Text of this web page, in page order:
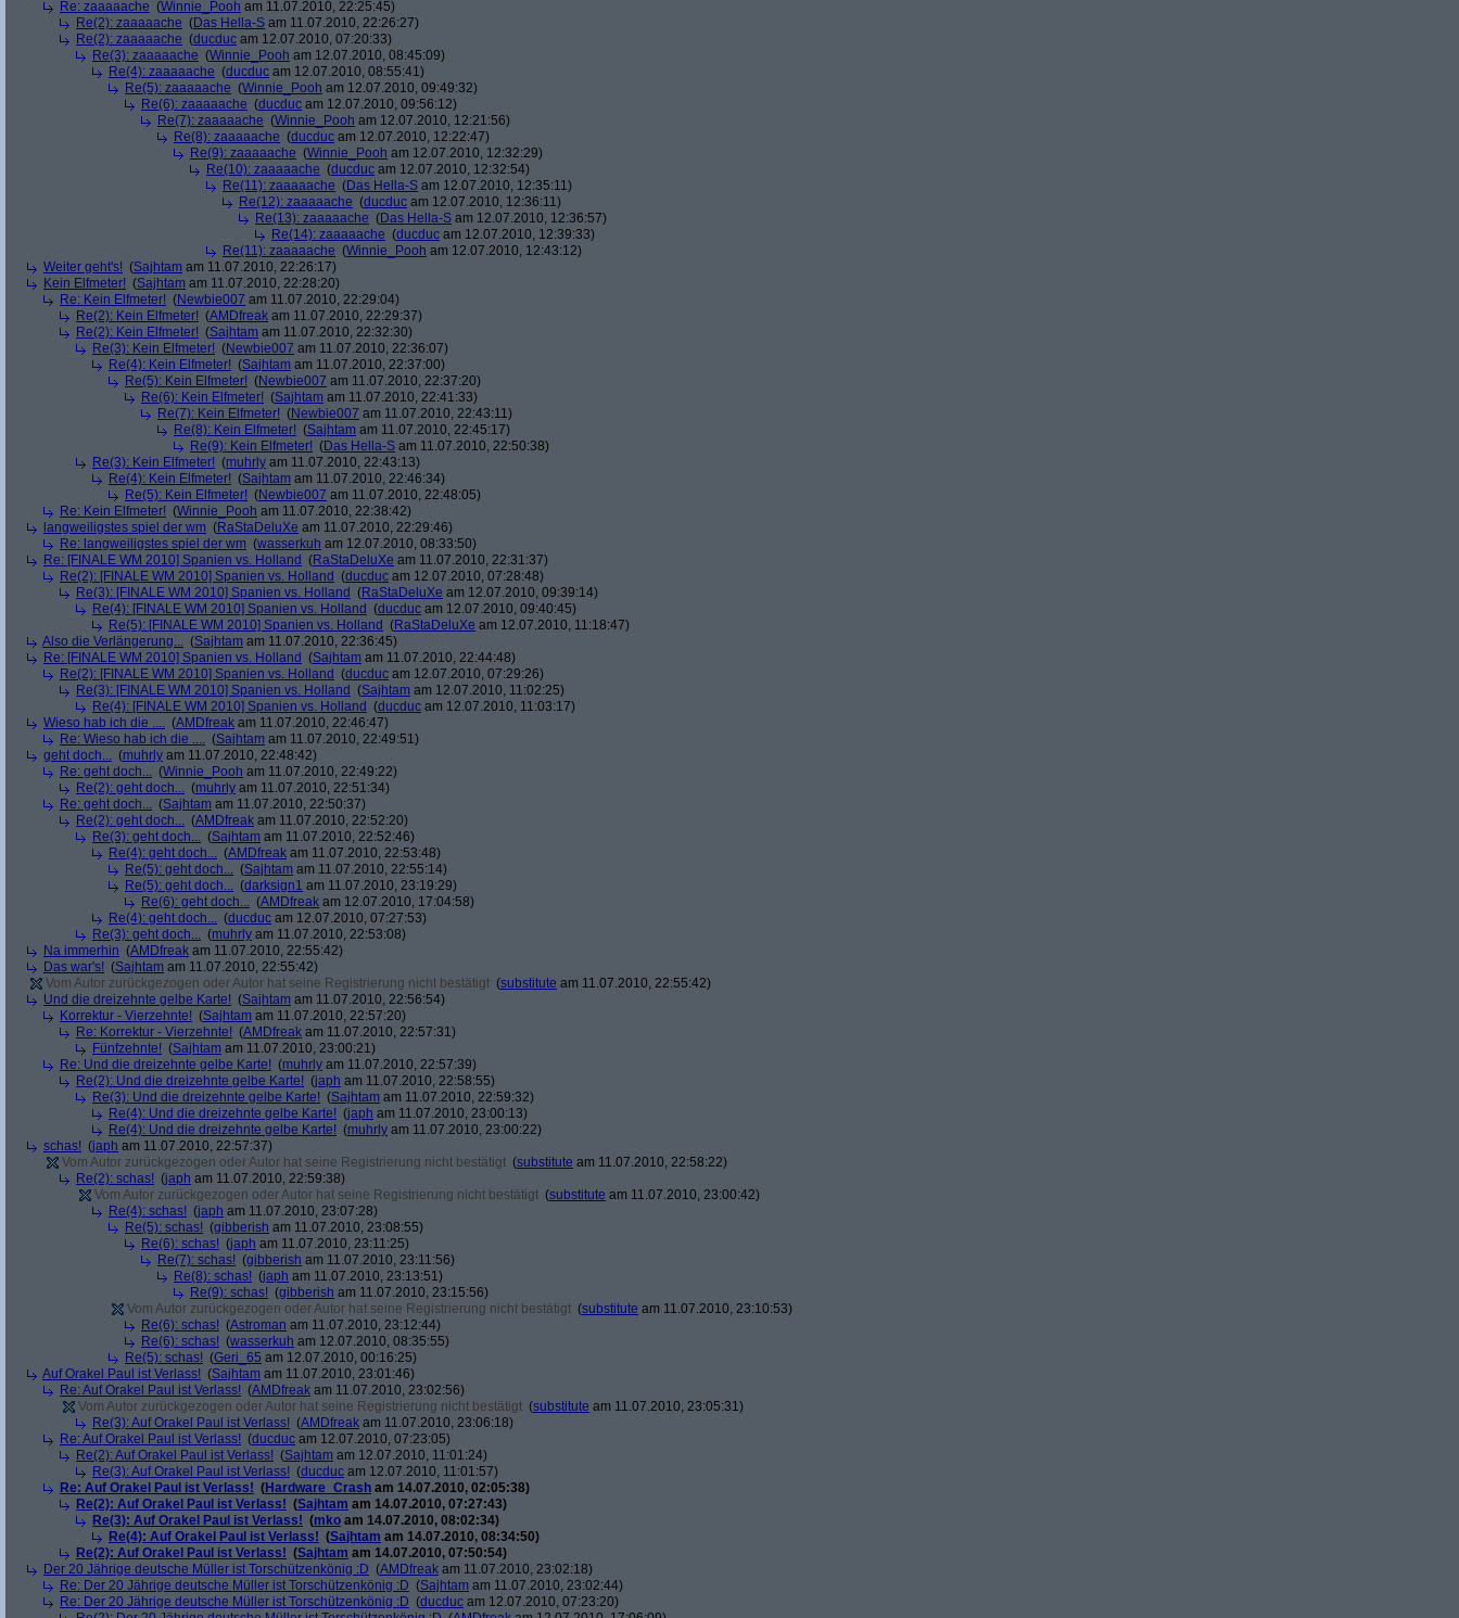
Re: zaaaaache (Winnie_Pooh am 11.07.2010, 22:25:45)
Re(2): zaaaaache (Das Hella-S am 11.07.2010, 22:26:27)
Re(2): zaaaaache (ducduc am 12.07.2010, 07:20:33)
Re(3): zaaaaache (Winnie_Pooh am 12.07.2010, 08:45:09)
Re(4): zaaaaache (ducduc am 12.07.2010, 08:55:41)
Re(5): zaaaaache (Winnie_Pooh am 12.07.2010, 09:49:32)
Re(6): zaaaaache (ducduc am 12.07.2010, 09:56:12)
Re(7): zaaaaache (Winnie_Pooh am 12.07.2010, 12:21:56)
Re(8): zaaaaache (ducduc am 12.07.2010, 12:22:47)
Re(9): zaaaaache (Winnie_Pooh am 12.07.2010, 12:32:29)
Re(10): zaaaaache (ducduc am 12.07.2010, 12:32:54)
Re(11): zaaaaache (Das Hella-S am 12.07.2010, 12:35:11)
Re(12): zaaaaache (ducduc am 12.07.2010, 12:36:11)
Re(13): zaaaaache (Das Hella-S am 12.07.2010, 12:36:57)
Re(14): zaaaaache (ducduc am 12.07.2010, 12:39:33)
Re(11): zaaaaache (Winnie_Pooh am 12.07.2010, 12:43:12)
Weiter geht's! (Sajhtam am 11.07.2010, 22:26:17)
Kein Elfmeter! (Sajhtam am 11.07.2010, 22:28:20)
Re: Kein Elfmeter! (Newbie007 am 11.07.2010, 22:29:04)
Re(2): Kein Elfmeter! (AMDfreak am 11.07.2010, 22:29:37)
Re(2): Kein Elfmeter! (Sajhtam am 11.07.2010, 22:32:30)
Re(3): Kein Elfmeter! (Newbie007 am 11.07.2010, 22:36:07)
Re(4): Kein Elfmeter! (Sajhtam am 11.07.2010, 22:37:00)
Re(5): Kein Elfmeter! (Newbie007 am 11.07.2010, 22:37:20)
Re(6): Kein Elfmeter! (Sajhtam am 11.07.2010, 22:41:33)
Re(7): Kein Elfmeter! (Newbie007 am 11.07.2010, 22:43:11)
Re(8): Kein Elfmeter! (Sajhtam am 11.07.2010, 22:45:17)
Re(9): Kein Elfmeter! (Das Hella-S am 11.07.2010, 22:50:38)
Re(3): Kein Elfmeter! (muhrly am 11.07.2010, 22:43:13)
Re(4): Kein Elfmeter! (Sajhtam am 11.07.2010, 22:46:34)
Re(5): Kein Elfmeter! (Newbie007 am 11.07.2010, 22:48:05)
Re: Kein Elfmeter! (Winnie_Pooh am 11.07.2010, 22:38:42)
langweiligstes spiel der wm (RaStaDeluXe am 11.07.2010, 22:29:46)
Re: langweiligstes spiel der wm (wasserkuh am 12.07.2010, 08:33:50)
Re: [FINALE WM 2010] Spanien vs. Holland (RaStaDeluXe am 11.07.2010, 22:31:37)
Re(2): [FINALE WM 2010] Spanien vs. Holland (ducduc am 12.07.2010, 07:28:48)
Re(3): [FINALE WM 2010] Spanien vs. Holland (RaStaDeluXe am 12.07.2010, 09:39:14)
Re(4): [FINALE WM 2010] Spanien vs. Holland (ducduc am 12.07.2010, 09:40:45)
Re(5): [FINALE WM 2010] Spanien vs. Holland (RaStaDeluXe am 12.07.2010, 11:18:47)
Also die Verlängerung... (Sajhtam am 11.07.2010, 22:36:45)
Re: [FINALE WM 2010] Spanien vs. Holland (Sajhtam am 11.07.2010, 22:44:48)
Re(2): [FINALE WM 2010] Spanien vs. Holland (ducduc am 12.07.2010, 07:29:26)
Re(3): [FINALE WM 2010] Spanien vs. Holland (Sajhtam am 12.07.2010, 11:02:25)
Re(4): [FINALE WM 2010] Spanien vs. Holland (ducduc am 12.07.2010, 11:03:17)
Wieso hab ich die .... (AMDfreak am 11.07.2010, 22:46:47)
Re: Wieso hab ich die .... (Sajhtam am 11.07.2010, 22:49:51)
geht doch... (muhrly am 11.07.2010, 22:48:42)
Re: geht doch... (Winnie_Pooh am 11.07.2010, 22:49:22)
Re(2): geht doch... (muhrly am 11.07.2010, 22:51:34)
Re: geht doch... (Sajhtam am 11.07.2010, 22:50:37)
Re(2): geht doch... (AMDfreak am 11.07.2010, 22:52:20)
Re(3): geht doch... (Sajhtam am 11.07.2010, 22:52:46)
Re(4): geht doch... (AMDfreak am 11.07.2010, 22:53:48)
Re(5): geht doch... (Sajhtam am 11.07.2010, 22:55:14)
Re(5): geht doch... (darksign1 am 11.07.2010, 23:19:29)
Re(6): geht doch... (AMDfreak am 12.07.2010, 17:04:58)
Re(4): geht doch... (ducduc am 12.07.2010, 07:27:53)
Re(3): geht doch... (muhrly am 11.07.2010, 22:53:08)
Na immerhin (AMDfreak am 11.07.2010, 22:55:42)
Das war's! (Sajhtam am 11.07.2010, 22:55:42)
Vom Autor zurückgezogen oder Autor hat seine Registrierung nicht bestätigt (substitute am 11.07.2010, 22:55:42)
Und die dreizehnte gelbe Karte! (Sajhtam am 11.07.2010, 22:56:54)
Korrektur - Vierzehnte! (Sajhtam am 11.07.2010, 22:57:20)
Re: Korrektur - Vierzehnte! (AMDfreak am 11.07.2010, 22:57:31)
Fünfzehnte! (Sajhtam am 11.07.2010, 23:00:21)
Re: Und die dreizehnte gelbe Karte! (muhrly am 11.07.2010, 22:57:39)
Re(2): Und die dreizehnte gelbe Karte! (japh am 11.07.2010, 22:58:55)
Re(3): Und die dreizehnte gelbe Karte! (Sajhtam am 11.07.2010, 22:59:32)
Re(4): Und die dreizehnte gelbe Karte! (japh am 11.07.2010, 23:00:13)
Re(4): Und die dreizehnte gelbe Karte! (muhrly am 11.07.2010, 23:00:22)
schas! (japh am 11.07.2010, 22:57:37)
Vom Autor zurückgezogen oder Autor hat seine Registrierung nicht bestätigt (substitute am 11.07.2010, 22:58:22)
Re(2): schas! (japh am 11.07.2010, 22:59:38)
Vom Autor zurückgezogen oder Autor hat seine Registrierung nicht bestätigt (substitute am 11.07.2010, 23:00:42)
Re(4): schas! (japh am 11.07.2010, 23:07:28)
Re(5): schas! (gibberish am 11.07.2010, 23:08:55)
Re(6): schas! (japh am 11.07.2010, 23:11:25)
Re(7): schas! (gibberish am 11.07.2010, 23:11:56)
Re(8): schas! (japh am 11.07.2010, 23:13:51)
Re(9): schas! (gibberish am 11.07.2010, 23:15:56)
Vom Autor zurückgezogen oder Autor hat seine Registrierung nicht bestätigt (substitute am 11.07.2010, 23:10:53)
Re(6): schas! (Astroman am 11.07.2010, 23:12:44)
Re(6): schas! (wasserkuh am 12.07.2010, 08:35:55)
Re(5): schas! (Geri_65 am 12.07.2010, 00:16:25)
Auf Orakel Paul ist Verlass! (Sajhtam am 11.07.2010, 23:01:46)
Re: Auf Orakel Paul ist Verlass! (AMDfreak am 11.07.2010, 23:02:56)
Vom Autor zurückgezogen oder Autor hat seine Registrierung nicht bestätigt (substitute am 11.07.2010, 23:05:31)
Re(3): Auf Orakel Paul ist Verlass! (AMDfreak am 11.07.2010, 23:06:18)
Re: Auf Orakel Paul ist Verlass! (ducduc am 12.07.2010, 07:23:05)
Re(2): Auf Orakel Paul ist Verlass! (Sajhtam am 12.07.2010, 11:01:24)
Re(3): Auf Orakel Paul ist Verlass! (ducduc am 12.07.2010, 11:01:57)
Re: Auf Orakel Paul ist Verlass! (Hardware_Crash am 14.07.2010, 02:05:38)
Re(2): Auf Orakel Paul ist Verlass! (Sajhtam am 14.07.2010, 07:27:43)
Re(3): Auf Orakel Paul ist Verlass! (mko am 14.07.2010, 08:02:34)
Re(4): Auf Orakel Paul ist Verlass! (Sajhtam am 14.07.2010, 08:34:50)
Re(2): Auf Orakel Paul ist Verlass! (Sajhtam am 14.07.2010, 07:50:54)
Der 20 Jährige deutsche Müller ist Torschützenkönig :D (AMDfreak am 11.07.2010, 23:02:18)
Re: Der 20 Jährige deutsche Müller ist Torschützenkönig :D (Sajhtam am 11.07.2010, 23:02:44)
Re: Der 20 Jährige deutsche Müller ist Torschützenkönig :D (ducduc am 12.07.2010, 07:23:20)